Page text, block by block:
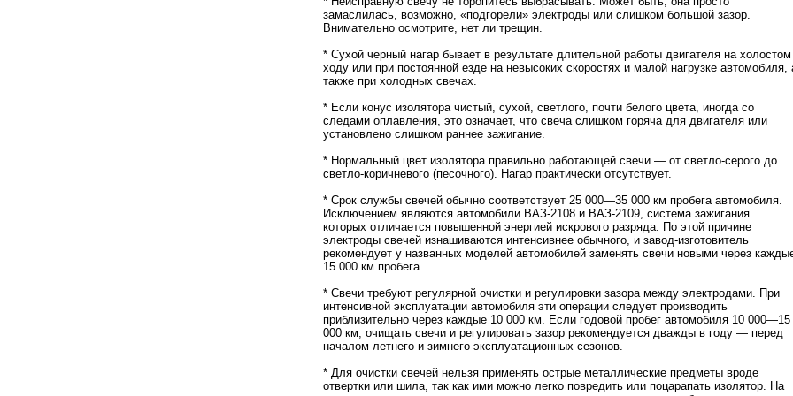
замаслилась, возможно, «подгорели» электроды или слишком большой зазор.
Внимательно осмотрите, нет ли трещин.
* Сухой черный нагар бывает в результате длительной работы двигателя на холостом
ходу или при постоянной езде на невысоких скоростях и малой нагрузке автомобиля,
также при холодных свечах.
* Если конус изолятора чистый, сухой, светлого, почти белого цвета, иногда со
следами оплавления, это означает, что свеча слишком горяча для двигателя или
установлено слишком раннее зажигание.
* Нормальный цвет изолятора правильно работающей свечи — от светло-серого до
светло-коричневого (песочного). Нагар практически отсутствует.
* Срок службы свечей обычно соответствует 25 000—35 000 км пробега автомобиля.
Исключением являются автомобили ВАЗ-2108 и ВАЗ-2109, система зажигания
которых отличается повышенной энергией искрового разряда. По этой причине
электроды свечей изнашиваются интенсивнее обычного, и завод-изготовитель
рекомендует у названных моделей автомобилей заменять свечи новыми через
15 000 км пробега.
* Свечи требуют регулярной очистки и регулировки зазора между электродами. При
интенсивной эксплуатации автомобиля эти операции следует производить
приблизительно через каждые 10 000 км. Если годовой пробег автомобиля 10 000—15
000 км, очищать свечи и регулировать зазор рекомендуется дважды в году — перед
началом летнего и зимнего эксплуатационных сезонов.
* Для очистки свечей нельзя применять острые металлические предметы вроде
отвертки или шила, так как ими можно легко повредить или поцарапать изолятор. На